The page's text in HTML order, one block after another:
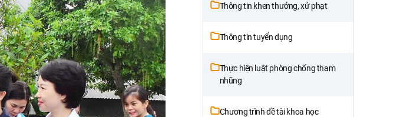
Thông tin khen thưởng, xử phạt
Thông tin tuyển dụng
Thực hiện luật phòng chống tham
nhũng
Chương trình đề tài khoa học